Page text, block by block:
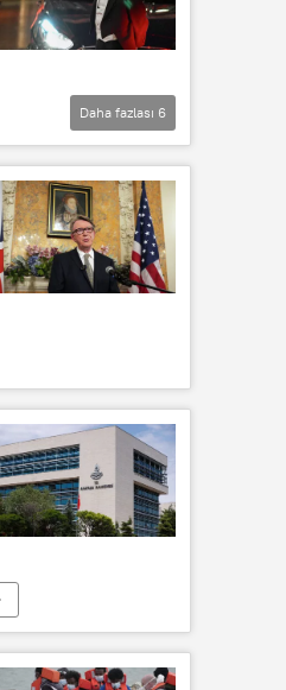
Daha fazlası 6